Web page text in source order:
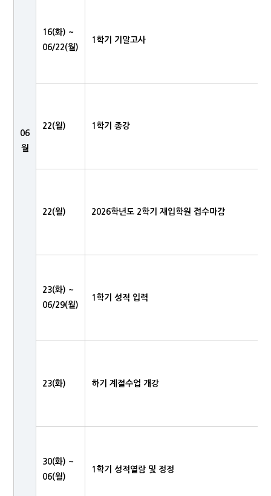
06
월
16(화) ~
06/22(월)
1학기 기말고사
22(월) 1학기 종강
22(월) 2026학년도 2학기 재입학원 접수마감
23(화) ~
06/29(월)
1학기 성적 입력
23(화) 하기 계절수업 개강
30(화) ~
06(월)
1학기 성적열람 및 정정